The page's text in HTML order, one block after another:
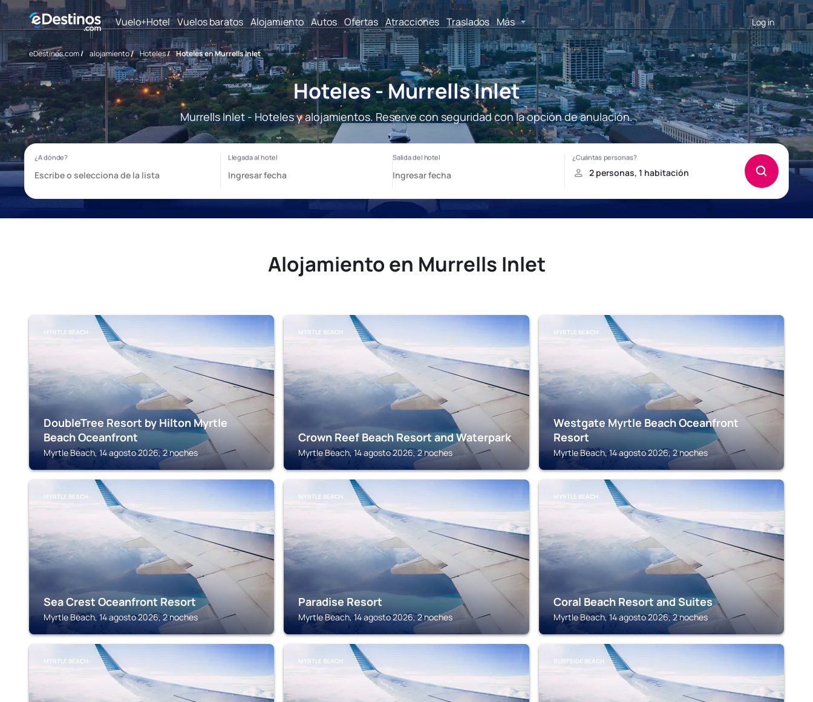
Vuelo+Hotel Vuelos baratos Alojamiento Autos Ofertas Atracciones Traslados Más Log in
eDestinos.com/ alojamiento/ Hoteles/ Hoteles en Murrells Inlet
Hoteles - Murrells Inlet
Murrells Inlet - Hoteles y alojamientos. Reserve con seguridad con la opción de anulación.
Alojamiento en Murrells Inlet
MYRTLE BEACH
DoubleTree Resort by Hilton Myrtle
Beach Oceanfront
Myrtle Beach, 14 agosto 2026, 2 noches
MYRTLE BEACH
Crown Reef Beach Resort and Waterpark
Myrtle Beach, 14 agosto 2026, 2 noches
MYRTLE BEACH
Westgate Myrtle Beach Oceanfront
Resort
Myrtle Beach, 14 agosto 2026, 2 noches
MYRTLE BEACH
Sea Crest Oceanfront Resort
Myrtle Beach, 14 agosto 2026, 2 noches
MYRTLE BEACH
Paradise Resort
Myrtle Beach, 14 agosto 2026, 2 noches
MYRTLE BEACH
Coral Beach Resort and Suites
Myrtle Beach, 14 agosto 2026, 2 noches
MYRTLE BEACH MYRTLE BEACH SURFSIDE BEACH